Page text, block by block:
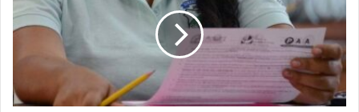
alta
aprobación
en
secundaria,
pero